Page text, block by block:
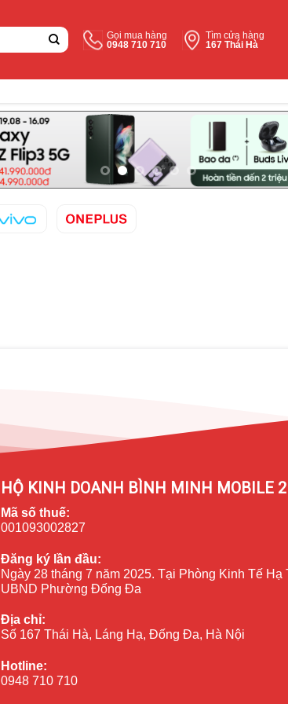
Gọi mua hàng
0948 710 710
Tìm cửa hàng
167 Thái Hà
HỘ KINH DOANH BÌNH MINH MOBILE 2
Mã số thuế:
001093002827
Đăng ký lần đầu:
Ngày 28 tháng 7 năm 2025. Tại Phòng Kinh Tế
UBND Phường Đống Đa
Địa chỉ:
Số 167 Thái Hà, Láng Hạ, Đống Đa, Hà Nội
Hotline:
0948 710 710